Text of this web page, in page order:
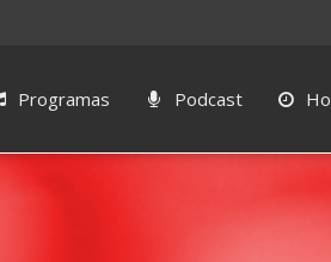
Programas Podcast